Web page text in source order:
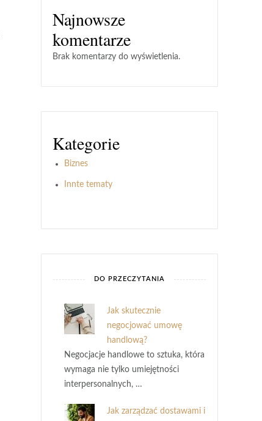
Najnowsze
komentarze
Brak komentarzy do wyświetlenia.
Kategorie
Biznes
Innte tematy
DO PRZECZYTANIA
Jak skutecznie
negocjować umowę
handlową?
Negocjacje handlowe to sztuka, która
wymaga nie tylko umiejętności
interpersonalnych, …
Jak zarządzać dostawami i